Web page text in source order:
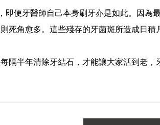
便牙醫師自己本身刷牙亦是如此。因為
死角愈多。這些殘存的牙菌斑所造成日積
半年清除牙結石，才能讓大家活到老，